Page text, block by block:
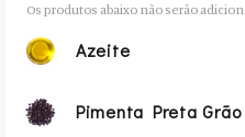
Os produtos abaixo não serão
Azeite
Pimenta Preta Grão